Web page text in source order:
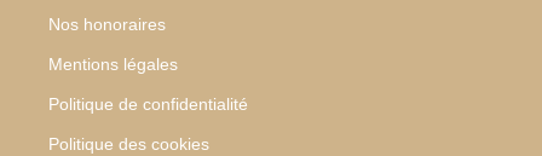
Nos honoraires
Mentions légales
Politique de confidentialité
Politique des cookies